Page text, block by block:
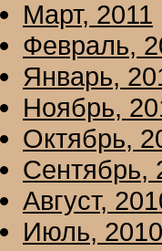
Март, 2011
Февраль,
Январь,
Ноябрь,
Октябрь,
Сентябрь,
Август,
Июль, 2010